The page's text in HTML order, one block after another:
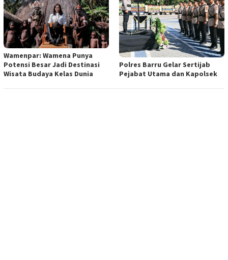
Wamenpar: Wamena Punya
Potensi Besar Jadi Destinasi
Wisata Budaya Kelas Dunia
Polres Barru Gelar Sertijab
Pejabat Utama dan Kapolsek